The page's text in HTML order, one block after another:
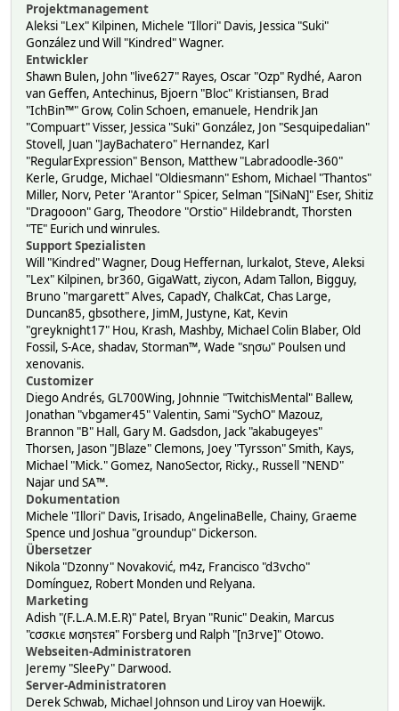
Projektmanagement
Aleksi "Lex" Kilpinen, Michele "Illori" Davis, Jessica "Suki"
González und Will "Kindred" Wagner.
Entwickler
Shawn Bulen, John "live627" Rayes, Oscar "Ozp" Rydhé, Aaron
van Geffen, Antechinus, Bjoern "Bloc" Kristiansen, Brad
"IchBin™" Grow, Colin Schoen, emanuele, Hendrik Jan
"Compuart" Visser, Jessica "Suki" González, Jon "Sesquipedalian"
Stovell, Juan "JayBachatero" Hernandez, Karl
"RegularExpression" Benson, Matthew "Labradoodle-360"
Kerle, Grudge, Michael "Oldiesmann" Eshom, Michael "Thantos"
Miller, Norv, Peter "Arantor" Spicer, Selman "[SiNaN]" Eser, Shitiz
"Dragooon" Garg, Theodore "Orstio" Hildebrandt, Thorsten
"TE" Eurich und winrules.
Support Spezialisten
Will "Kindred" Wagner, Doug Heffernan, lurkalot, Steve, Aleksi
"Lex" Kilpinen, br360, GigaWatt, ziycon, Adam Tallon, Bigguy,
Bruno "margarett" Alves, CapadY, ChalkCat, Chas Large,
Duncan85, gbsothere, JimM, Justyne, Kat, Kevin
"greyknight17" Hou, Krash, Mashby, Michael Colin Blaber, Old
Fossil, S-Ace, shadav, Storman™, Wade "sησω" Poulsen und
xenovanis.
Customizer
Diego Andrés, GL700Wing, Johnnie "TwitchisMental" Ballew,
Jonathan "vbgamer45" Valentin, Sami "SychO" Mazouz,
Brannon "B" Hall, Gary M. Gadsdon, Jack "akabugeyes"
Thorsen, Jason "JBlaze" Clemons, Joey "Tyrsson" Smith, Kays,
Michael "Mick." Gomez, NanoSector, Ricky., Russell "NEND"
Najar und SA™.
Dokumentation
Michele "Illori" Davis, Irisado, AngelinaBelle, Chainy, Graeme
Spence und Joshua "groundup" Dickerson.
Übersetzer
Nikola "Dzonny" Novaković, m4z, Francisco "d3vcho"
Domínguez, Robert Monden und Relyana.
Marketing
Adish "(F.L.A.M.E.R)" Patel, Bryan "Runic" Deakin, Marcus
"cσσкιє мσηѕтєя" Forsberg und Ralph "[n3rve]" Otowo.
Webseiten-Administratoren
Jeremy "SleePy" Darwood.
Server-Administratoren
Derek Schwab, Michael Johnson und Liroy van Hoewijk.